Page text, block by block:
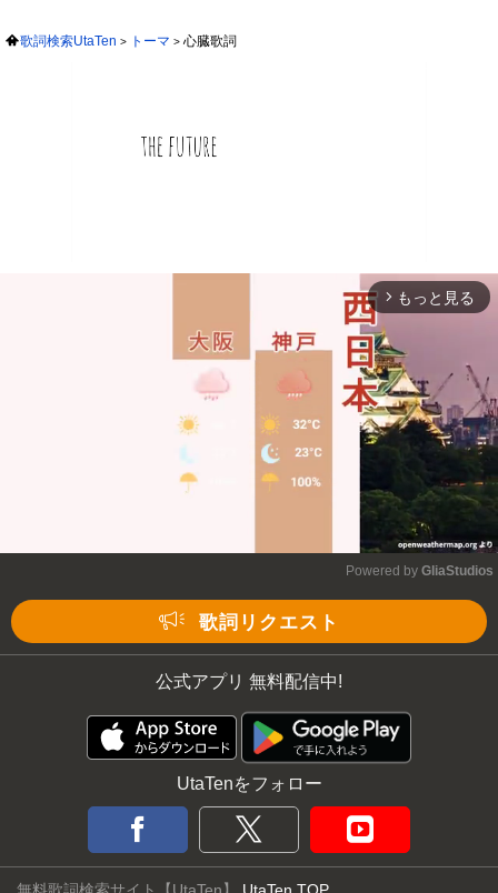
歌詞検索UtaTen トーマ 心臓歌詞
arrow_forward_ios もっと見る
Powered by GliaStudios
歌詞リクエスト
公式アプリ 無料配信中!
UtaTenをフォロー
無料歌詞検索サイト【UtaTen】 UtaTen TOP